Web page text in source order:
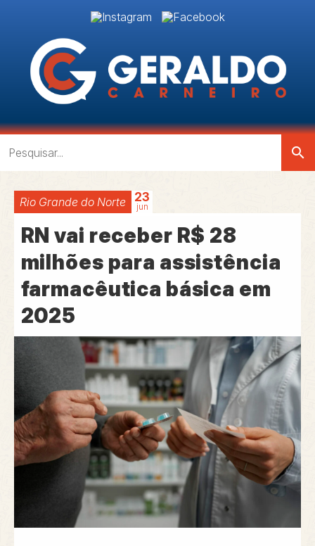
search
Rio Grande do Norte 23
jun
RN vai receber R$ 28
milhões para assistência
farmacêutica básica em
2025